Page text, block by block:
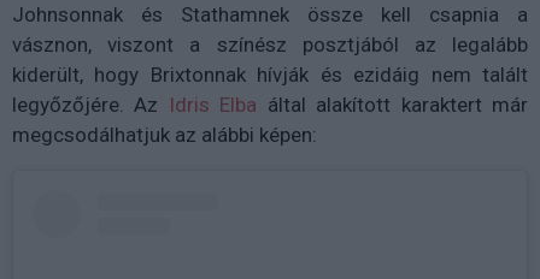
Johnsonnak és Stathamnek össze kell csapnia a
vásznon, viszont a színész posztjából az legalább
kiderült, hogy Brixtonnak hívják és ezidáig nem talált
legyőzőjére. Az Idris Elba által alakított karaktert már
megcsodálhatjuk az alábbi képen: